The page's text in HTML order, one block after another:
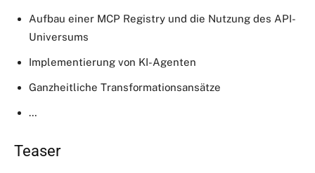
Aufbau einer MCP Registry und die Nutzung des API-
Universums
Implementierung von KI-Agenten
Ganzheitliche Transformationsansätze
…
Teaser